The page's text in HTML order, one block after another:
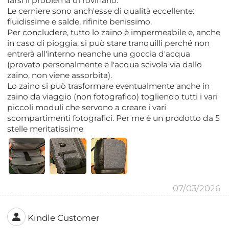
Le cerniere sono anch'esse di qualità eccellente:
fluidissime e salde, rifinite benissimo.
Per concludere, tutto lo zaino è impermeabile e, anche
in caso di pioggia, si può stare tranquilli perché non
entrerà all'interno neanche una goccia d'acqua
(provato personalmente e l'acqua scivola via dallo
zaino, non viene assorbita).
Lo zaino si può trasformare eventualmente anche in
zaino da viaggio (non fotografico) togliendo tutti i vari
piccoli moduli che servono a creare i vari
scompartimenti fotografici. Per me è un prodotto da 5
stelle meritatissime
07/03/2026
Kindle Customer